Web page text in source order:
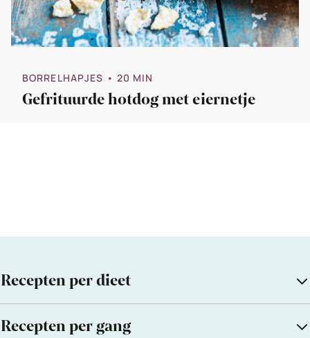
BORRELHAPJES • 20 MIN
Gefrituurde hotdog met eiernetje
Recepten per dieet
Recepten per gang